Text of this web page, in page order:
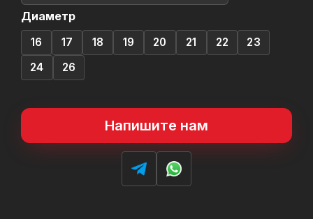
Диаметр
16 17 18 19 20 21 22
23
24
26
Напишите нам